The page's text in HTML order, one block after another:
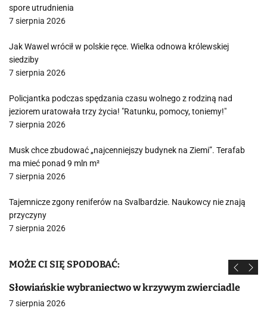
spore utrudnienia
7 sierpnia 2026
Jak Wawel wrócił w polskie ręce. Wielka odnowa królewskiej
siedziby
7 sierpnia 2026
Policjantka podczas spędzania czasu wolnego z rodziną nad
jeziorem uratowała trzy życia! "Ratunku, pomocy, toniemy!"
7 sierpnia 2026
Musk chce zbudować „najcenniejszy budynek na Ziemi”. Terafab
ma mieć ponad 9 mln m²
7 sierpnia 2026
Tajemnicze zgony reniferów na Svalbardzie. Naukowcy nie znają
przyczyny
7 sierpnia 2026
MOŻE CI SIĘ SPODOBAĆ:
Słowiańskie wybraniectwo w krzywym zwierciadle
7 sierpnia 2026